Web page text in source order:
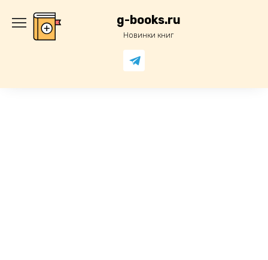
содержанию
g-books.ru
Новинки книг